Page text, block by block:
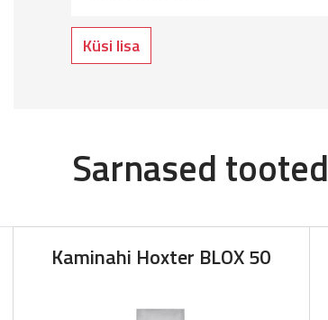
Küsi lisa
Sarnased tooted
Kaminahi Hoxter BLOX 50